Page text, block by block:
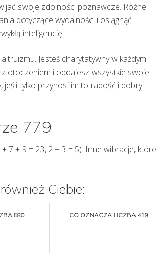
swoje zdolności poznawcze. Różne
dotyczące wydajności i osiągnąć
inteligencję.
Jesteś charytatywny w każdym
otoczeniem i oddajesz wszystkie swoje
jeśli tylko przynosi im to radość i dobry
779
+ 7 + 9 = 23, 2 + 3 = 5). Inne wibracje, które
Ciebie:
580 CO OZNACZA LICZBA 419